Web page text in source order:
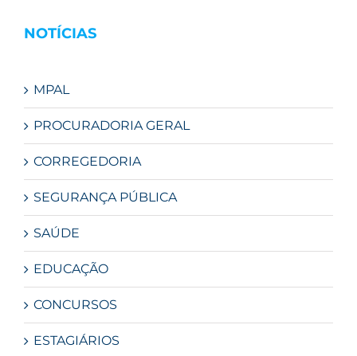
NOTÍCIAS
MPAL
PROCURADORIA GERAL
CORREGEDORIA
SEGURANÇA PÚBLICA
SAÚDE
EDUCAÇÃO
CONCURSOS
ESTAGIÁRIOS